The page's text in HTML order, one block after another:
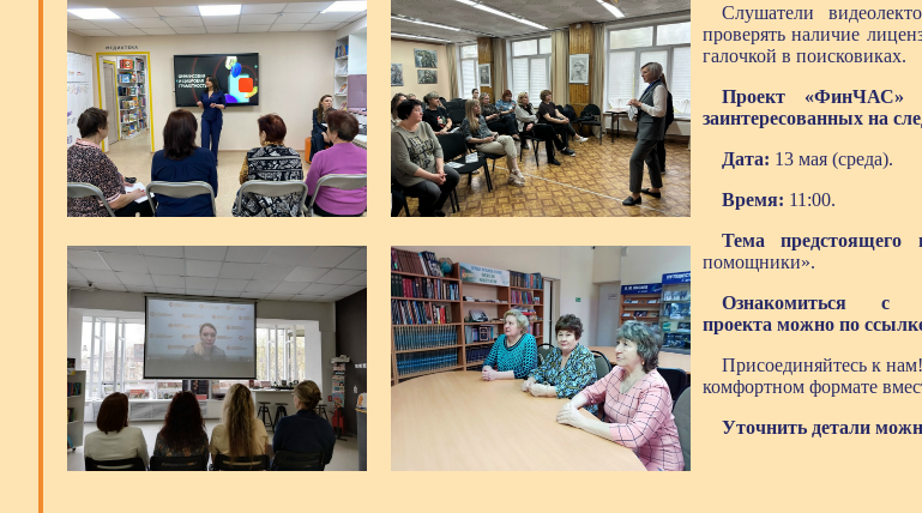
Слушатели
проверять наличие
галочкой в поисковиках.
Проект «ФинЧАС»
заинтересованных на
Дата: 13 мая (среда).
Время: 11:00.
Тема предстоящего
помощники».
Ознакомиться с
проекта можно по
Присоединяйтесь к
комфортном формате
Уточнить детали